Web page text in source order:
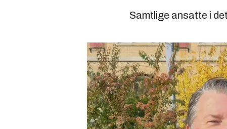
Samtlige ansatte i